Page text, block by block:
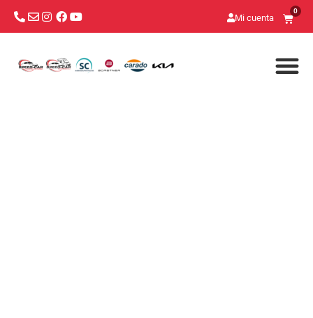
Mi cuenta
0